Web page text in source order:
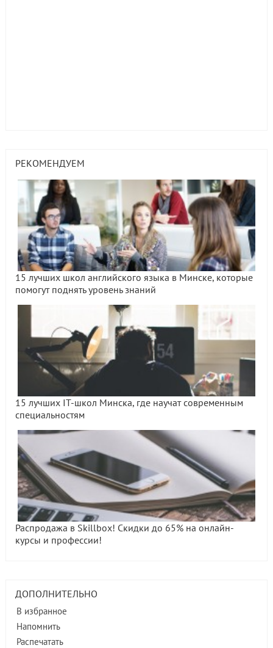
РЕКОМЕНДУЕМ
15 лучших школ английского языка в Минске, которые
помогут поднять уровень знаний
15 лучших IT-школ Минска, где научат современным
специальностям
Распродажа в Skillbox! Скидки до 65% на онлайн-
курсы и профессии!
ДОПОЛНИТЕЛЬНО
В избранное
Напомнить
Распечатать